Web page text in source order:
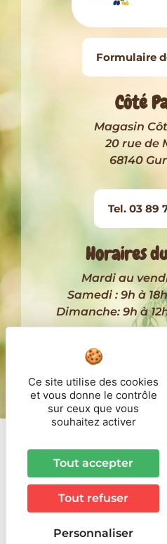
Formulaire
Côté
Magasin
20 rue de
68140
Tel. 03 89
Horaires
Mardi au
Samedi : 9h à
Dimanche: 9h à
Contact
Conditions Générales de
Ce site utilise des cookies
et vous donne le contrôle
sur ceux que vous
souhaitez activer
Tout accepter
Tout refuser
Personnaliser